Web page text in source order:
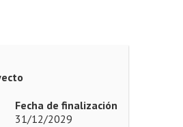
Fecha de finalización
31/12/2029